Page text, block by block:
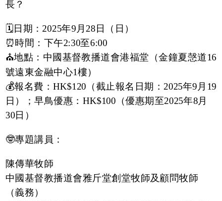
長？
🗓日期：2025年9月28日（日）
⏰時間：下午2:30至6:00
⛪地點：中國基督教播道會港福堂（金鐘夏愨道16
號遠東金融中心1樓）
💰報名費：HK$120（截止報名日期：2025年9月19
日）；早鳥優惠：HK$100（優惠期至2025年8月
30日）
🤓專題講員：
陳傳華牧師
中國基督教播道會雅斤堂創堂牧師及顧問牧師
（義務）